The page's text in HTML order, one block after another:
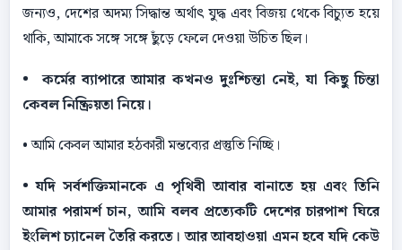
জন্যও, দেশের অদম্য সিদ্ধান্ত অর্থাৎ যুদ্ধ এবং বিজয় থেকে বিচ্যুত হয়ে
থাকি, আমাকে সঙ্গে সঙ্গে ছুঁড়ে ফেলে দেওয়া উচিত ছিল।
• কর্মের ব্যাপারে আমার কখনও দুঃশ্চিন্তা নেই, যা কিছু চিন্তা
কেবল নিষ্ক্রিয়তা নিয়ে।
• আমি কেবল আমার হঠকারী মন্তব্যের প্রস্তুতি নিচ্ছি।
• যদি সর্বশক্তিমানকে এ পৃথিবী আবার বানাতে হয় এবং তিনি
আমার পরামর্শ চান, আমি বলব প্রত্যেকটি দেশের চারপাশ ঘিরে
ইংলিশ চ্যানেল তৈরি করতে। আর আবহাওয়া এমন হবে যদি কেউ